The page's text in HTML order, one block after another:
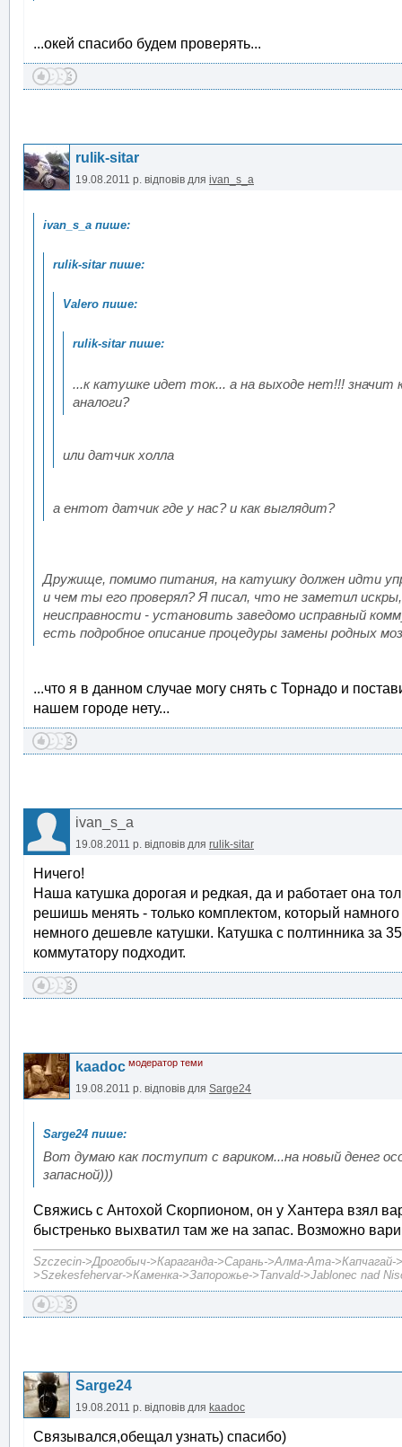
...окей спасибо будем проверять...
rulik-sitar
19.08.2011 р. відповів для ivan_s_a
...к катушке идет ток... а на выходе нет!!!
аналоги?
или датчик холла
а ентот датчик где у нас? и как выглядит?
Дружище, помимо питания, на катушку должен идти
и чем ты его проверял? Я писал, что не заметил
неисправности - установить заведомо исправный
есть подробное описание процедуры замены родных
...что я в данном случае могу снять с Торнадо и
нашем городе нету...
ivan_s_a
19.08.2011 р. відповів для rulik-sitar
Ничего!
Наша катушка дорогая и редкая, да и работает она
решишь менять - только комплектом, который
немного дешевле катушки. Катушка с полтинника за
коммутатору подходит.
kaadoc модератор теми
19.08.2011 р. відповів для Sarge24
Вот думаю как поступит с вариком...на новый денег
запасной)))
Свяжись с Антохой Скорпионом, он у Хантера взял
быстренько выхватил там же на запас. Возможно
Szczecin->Дрогобыч->Караганда->Сарань->Алма-Ата->Капчагай-
>Szekesfehervar->Каменка->Запорожье->Tanvald->Jablonec nad
Sarge24
19.08.2011 р. відповів для kaadoc
Связывался,обещал узнать) спасибо)